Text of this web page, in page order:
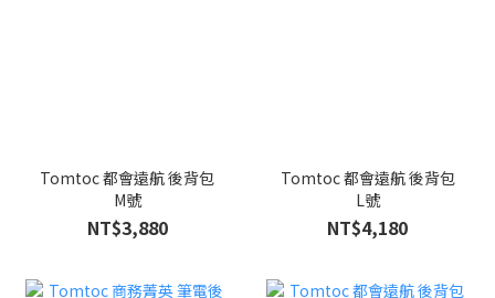
Tomtoc 都會遠航 後背包
M號
NT$3,880
Tomtoc 都會遠航 後背包
L號
NT$4,180